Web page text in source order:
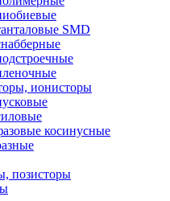
SMD
ионисторы
косинусные
позисторы